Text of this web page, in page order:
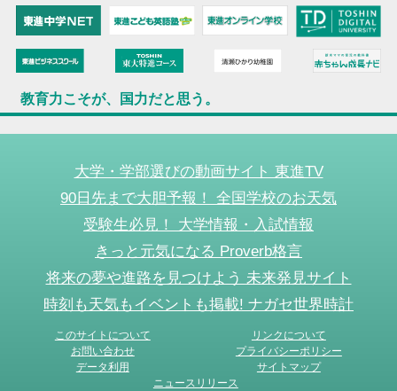
教育力こそが、国力だと思う。
大学・学部選びの動画サイト 東進TV
90日先まで大胆予報！ 全国学校のお天気
受験生必見！ 大学情報・入試情報
きっと元気になる Proverb格言
将来の夢や進路を見つけよう 未来発見サイト
時刻も天気もイベントも掲載! ナガセ世界時計
このサイトについて
リンクについて
お問い合わせ
プライバシーポリシー
データ利用
サイトマップ
ニュースリリース